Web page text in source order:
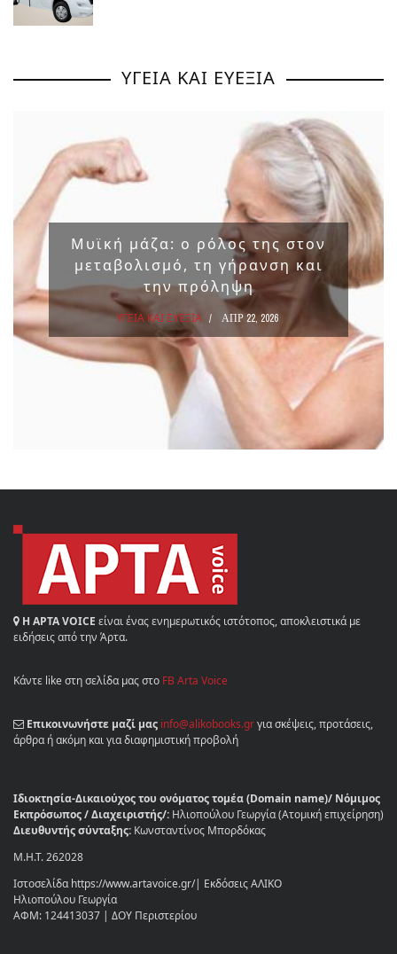
ΥΓΕΙΑ ΚΑΙ ΕΥΕΞΙΑ
Μυϊκή μάζα: ο ρόλος της στον
μεταβολισμό, τη γήρανση και
την πρόληψη
ΥΓΕΙΑ ΚΑΙ ΕΥΕΞΙΑ ΑΠΡ 22, 2026
Η ΑΡΤΑ VOICE είναι ένας ενημερωτικός ιστότοπος, αποκλειστικά με
ειδήσεις από την Άρτα.
Κάντε like στη σελίδα μας στο FB Arta Voice
Επικοινωνήστε μαζί μας info@alikobooks.grγια σκέψεις, προτάσεις,
άρθρα ή ακόμη και για διαφημιστική προβολή
Ιδιοκτησία-Δικαιούχος του ονόματος τομέα (Domain name)/ Νόμιμος
Εκπρόσωπος / Διαχειριστής/: Ηλιοπούλου Γεωργία (Ατομική επιχείρηση)
Διευθυντής σύνταξης: Κωνσταντίνος Μπορδόκας
Μ.Η.Τ. 262028
Ιστοσελίδα https://www.artavoice.gr/| Εκδόσεις ΑΛΙΚΟ
Ηλιοπούλου Γεωργία
ΑΦΜ: 124413037 | ΔΟΥ Περιστερίου